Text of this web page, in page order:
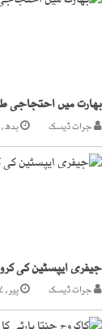
بھارت میں احتجاجی
جرات ڈیسک بدھ, ۲۹ جولائی ۲۰۲۶
جیفری ایپسٹین کی
جرات ڈیسک پیر, ۲۷ جولائی ۲۰۲۶